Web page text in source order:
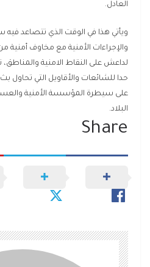
العادل.
ويأتي هذا في الوقت الذي تتصاعد فيه
والإجراءات الأمنية مع مخاوف أمنية
لداعش على النقاط الامنية
حدا للشائعات والأقاويل التي تحاول
على سيطرة المؤسسة الأمنية
البلاد.
Share